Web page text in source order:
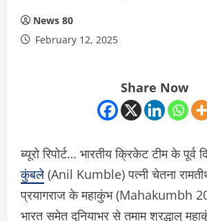
News 80
February 12, 2025
Share Now
ब्यूरो रिपोर्ट… भारतीय क्रिकेट टीम के पूर्व
कुंबले (Anil Kumble) पत्नी चेतना
प्रयागराज के महाकुंभ (Mahakumbh
भारत समेत दुनियाभर से तमाम श्रद्धालु